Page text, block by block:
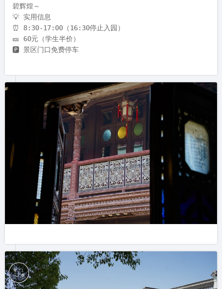
碧辉煌～
💡 实用信息
⏰ 8:30-17:00（16:30停止入园）
🎫 60元（学生半价）
🅿️ 景区门口免费停车